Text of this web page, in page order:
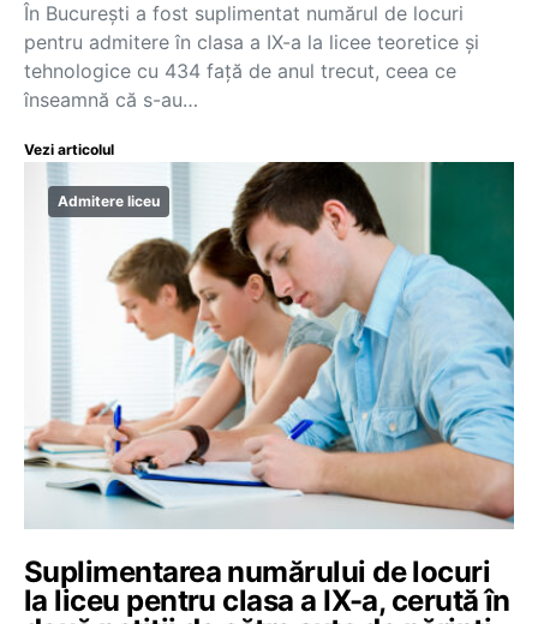
În București a fost suplimentat numărul de locuri
pentru admitere în clasa a IX-a la licee teoretice și
tehnologice cu 434 față de anul trecut, ceea ce
înseamnă că s-au…
Vezi articolul
Admitere liceu
Suplimentarea numărului de locuri
la liceu pentru clasa a IX-a, cerută în